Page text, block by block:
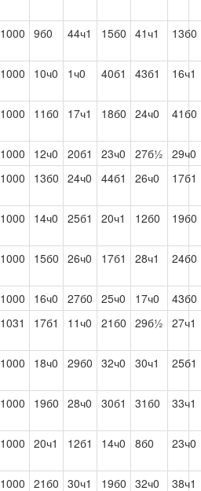
1000 9б0 44ч1 15б0 41ч1 13б0
1000 10ч0 1ч0 40б1 43б1 16ч1
1000 11б0 17ч1 18б0 24ч0 41б0
1000 12ч0 20б1 23ч0 27б½ 29ч0
1000 13б0 24ч0 44б1 26ч0 17б1
1000 14ч0 25б1 20ч1 12б0 19б0
1000 15б0 26ч0 17б1 28ч1 24б0
1000 16ч0 27б0 25ч0 17ч0
43б0
1031 17б1 11ч0 21б0 29б½ 27ч1
1000 18ч0 29б0 32ч0 30ч1 25б1
1000 19б0 28ч0 30б1 31б0 33ч1
1000 20ч1 12б1 14ч0 8б0 23ч0
1000 21б0 30ч1 19б0 32ч0 38ч1